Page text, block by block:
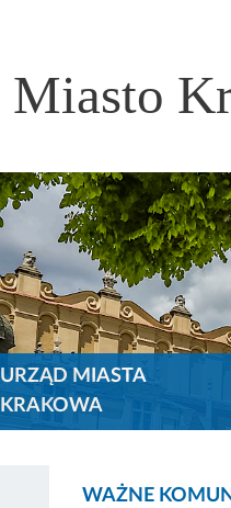
Miasto
URZĄD MIASTA
KRAKOWA
WAŻNE